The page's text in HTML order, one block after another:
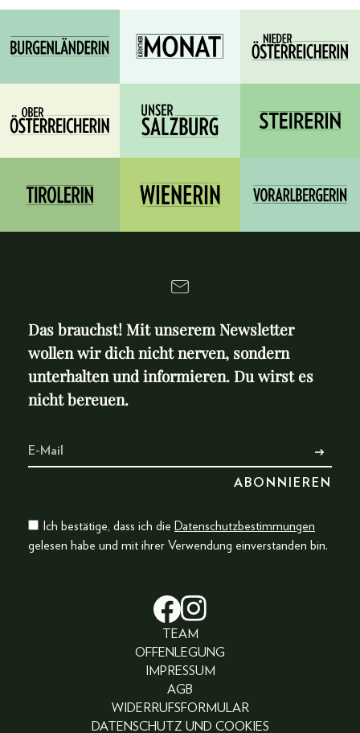
Das brauchst! Mit unserem Newsletter
wollen wir dich nicht nerven, sondern
unterhalten und informieren. Du wirst es
nicht bereuen.
Ich bestätige, dass ich die Datenschutzbestimmungen
gelesen habe und mit ihrer Verwendung einverstanden bin.
TEAM
OFFENLEGUNG
IMPRESSUM
AGB
WIDERRUFSFORMULAR
DATENSCHUTZ UND COOKIES